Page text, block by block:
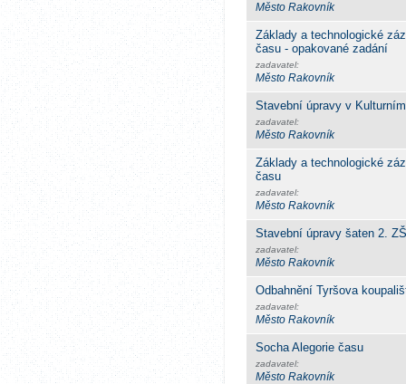
Město Rakovník
Základy a technologické
času - opakované zadání
zadavatel:
Město Rakovník
Stavební úpravy v
zadavatel:
Město Rakovník
Základy a technologické
času
zadavatel:
Město Rakovník
Stavební úpravy šaten 2.
zadavatel:
Město Rakovník
Odbahnění Tyršova
zadavatel:
Město Rakovník
Socha Alegorie času
zadavatel:
Město Rakovník